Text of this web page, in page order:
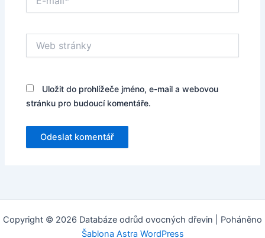
mail*
stránky
Uložit do prohlížeče jméno, e-mail a webovou
stránku pro budoucí komentáře.
Copyright © 2026 Databáze odrůd ovocných dřevin | Poháněno
Šablona Astra WordPress